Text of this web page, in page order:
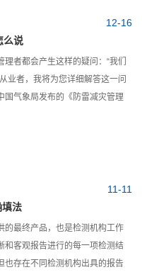
12-16
么说
者都会产生这样的疑问：“我们
业者，我将为您详细解答这一问
国气象局发布的《防雷减灾管理
11-11
填法
的最终产品，也是检测机构工作
和客观报告进行的每一项检测结
也存在不同检测机构出具的报告